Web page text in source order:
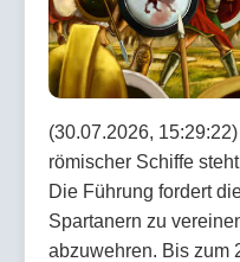
(30.07.2026,
römischer Schiffe
Die Führung fordert
Spartanern zu
abzuwehren. Bis zum